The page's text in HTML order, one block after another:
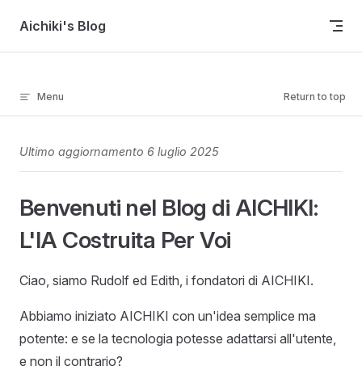
Skip to content
Aichiki's Blog
Menu Return to top
Ultimo aggiornamento 6 luglio 2025
Benvenuti nel Blog di AICHIKI:
L'IA Costruita Per Voi
Ciao, siamo Rudolf ed Edith, i fondatori di AICHIKI.
Abbiamo iniziato AICHIKI con un'idea semplice ma
potente: e se la tecnologia potesse adattarsi all'utente,
e non il contrario?